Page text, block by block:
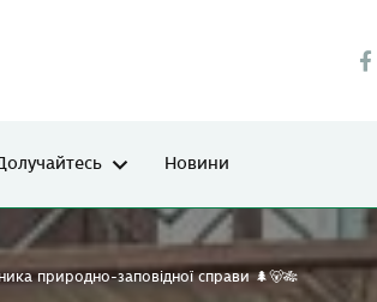
Новини
природно-заповідної справи 🌲🐻🎋